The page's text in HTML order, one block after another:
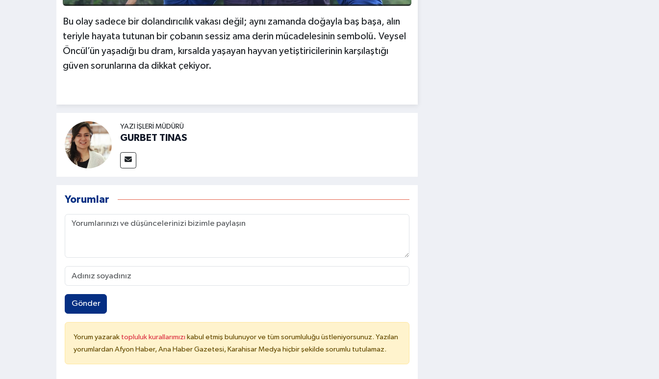
Bu olay sadece bir dolandırıcılık vakası değil; aynı zamanda doğayla baş başa, alın
teriyle hayata tutunan bir çobanın sessiz ama derin mücadelesinin sembolü. Veysel
Öncül’ün yaşadığı bu dram, kırsalda yaşayan hayvan yetiştiricilerinin karşılaştığı
güven sorunlarına da dikkat çekiyor.
YAZI İŞLERI MÜDÜRÜ
GURBET TINAS
Yorumlar
Gönder
Yorum yazarak topluluk kurallarımızı kabul etmiş bulunuyor ve tüm sorumluluğu üstleniyorsunuz. Yazılan
yorumlardan Afyon Haber, Ana Haber Gazetesi, Karahisar Medya hiçbir şekilde sorumlu tutulamaz.